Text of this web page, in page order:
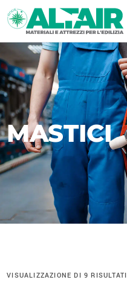
MASTICI
VISUALIZZAZIONE DI 9 RISULTATI